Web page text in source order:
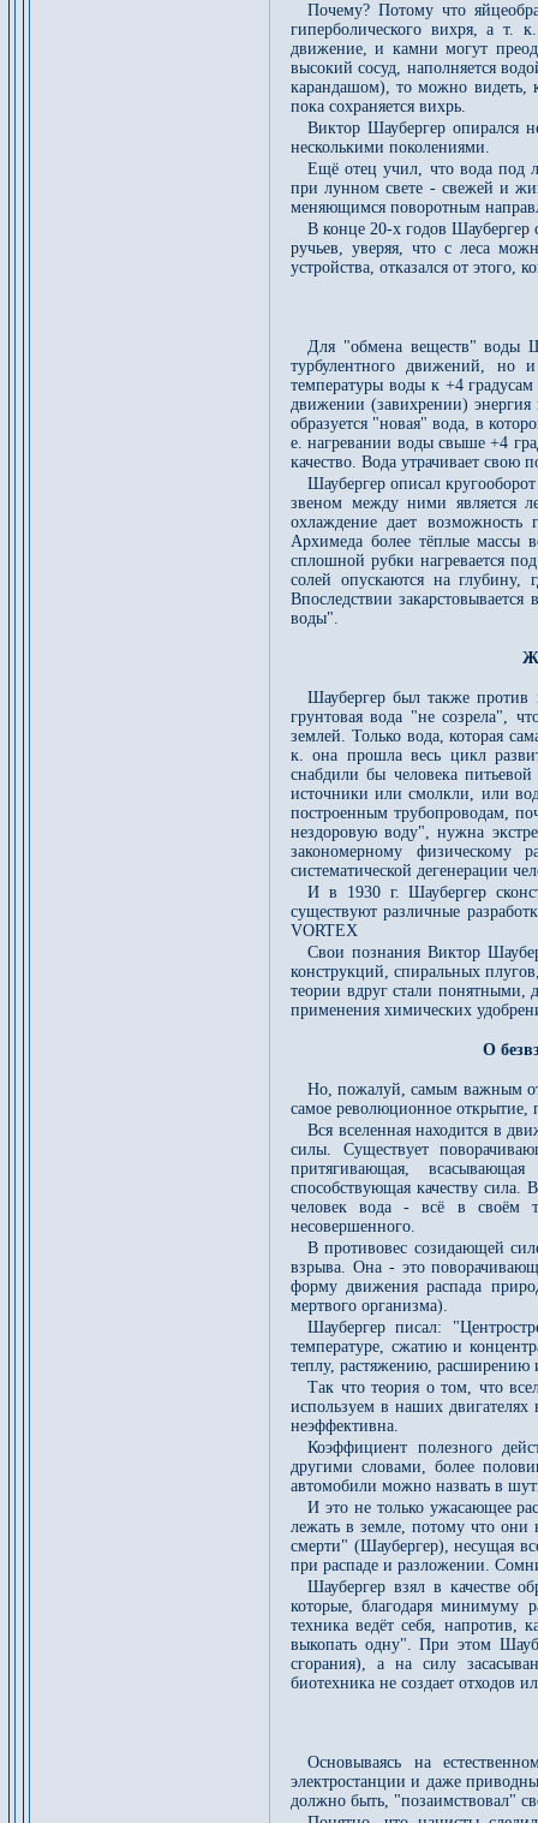
Почему? Потому что
гиперболического вихря, а т.
движение, и камни могут
высокий сосуд, наполняется
карандашом), то можно видеть,
пока сохраняется вихрь.
Виктор Шаубергер опирался
несколькими поколениями.
Ещё отец учил, что вода под
при лунном свете - свежей и
меняющимся поворотным
В конце 20-х годов Шаубергер
ручьев, уверяя, что с леса
устройства, отказался от этого,
Для "обмена веществ" воды
турбулентного движений, но
температуры воды к +4
движении (завихрении) энергия
образуется "новая" вода, в
е. нагревании воды свыше +4
качество. Вода утрачивает
Шаубергер описал
звеном между ними является
охлаждение дает
Архимеда более тёплые массы
сплошной рубки нагревается
солей опускаются на глубину,
Впоследствии
воды".
Шаубергер был также против
грунтовая вода "не созрела",
землей. Только вода, которая
к. она прошла весь цикл
снабдили бы человека
источники или смолкли, или
построенным трубопроводам,
нездоровую воду", нужна
закономерному физическому
систематической дегенерации
И в 1930 г. Шаубергер
существуют различные
VORTEX
Свои познания Виктор
конструкций, спиральных
теории вдруг стали понятными,
применения химических
О
Но, пожалуй, самым важным
самое революционное открытие,
Вся вселенная находится в
силы. Существует
притягивающая,
способствующая качеству сила.
человек вода - всё в своём
несовершенного.
В противовес созидающей
взрыва. Она - это
форму движения распада
мертвого организма).
Шаубергер писал:
температуре, сжатию и
теплу, растяжению, расширению
Так что теория о том, что
используем в наших двигателях
неэффективна.
Коэффициент полезного
другими словами, более
автомобили можно назвать в
И это не только ужасающее
лежать в земле, потому что они
смерти" (Шаубергер), несущая
при распаде и разложении.
Шаубергер взял в качестве
которые, благодаря минимуму
техника ведёт себя, напротив,
выкопать одну". При этом
сгорания), а на силу
биотехника не создает отходов
Основываясь на
электростанции и даже
должно быть, "позаимствовал"